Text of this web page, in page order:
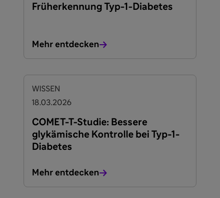
Früherkennung Typ-1-Diabetes
Mehr entdecken
WISSEN
18.03.2026
COMET-T-Studie: Bessere
glykämische Kontrolle bei Typ-1-
Diabetes
Mehr entdecken